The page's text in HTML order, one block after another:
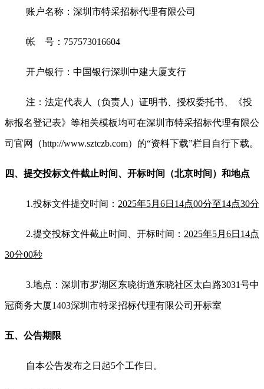
账户名称：深圳市特采招标代理有限公司
帐 号：757573016604
开户银行：中国银行深圳中建大厦支行
注：法定代表人（负责人）证明书、授权委托书、《投
标报名登记表》等相关模板均可在深圳市特采招标代理有限公
司官网（http://www.sztczb.com）的“资料下载”栏目自行下载。
四、提交投标文件截止时间、开标时间 （北京时间） 和地点
1.投标文件提交时间： 2025年5月6日14点00分至14点30分
2.提交投标文件截止时间 、开标时间： 2025年5月6日14点
30分00秒
3.地点：深圳市罗湖区东晓街道东晓社区太白路3031号中
冠商务大厦1403深圳市特采招标代理有限公司开标室
五、公告期限
自本公告发布之日起5个工作日。